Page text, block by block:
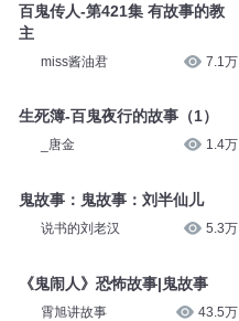
百鬼传人-第421集 有故事的教
主
miss酱油君 7.1万
生死簿-百鬼夜行的故事（1）
_唐金 1.4万
鬼故事：鬼故事：刘半仙儿
说书的刘老汉 5.3万
《鬼闹人》恐怖故事|鬼故事
霄旭讲故事 43.5万